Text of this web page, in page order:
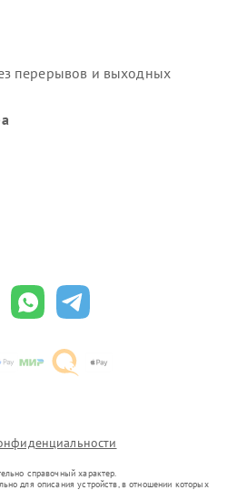
перерывов и выходных
справочный характер.
для описания устройств, в отношении которых